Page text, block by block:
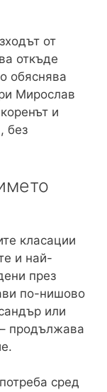
от
откъде
обяснява
Мирослав
и
без
класации
и най-
през
по-нишово
или
продължава
сред